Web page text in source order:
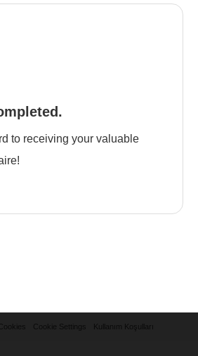
to receiving your valuable
Cookies Cookie Settings Kullanım Koşulları